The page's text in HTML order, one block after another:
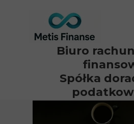
Biuro
Spółka